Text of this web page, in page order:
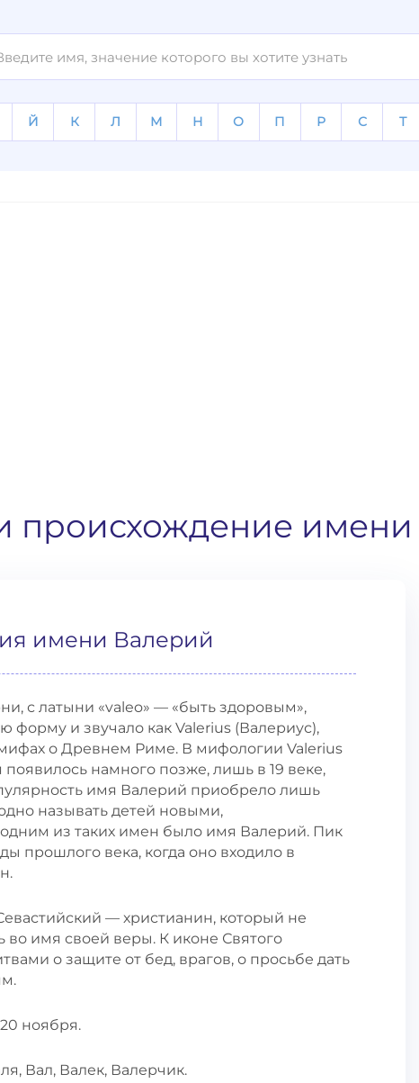
Й К Л М Н О П Р С Т
происхождение имени
имени Валерий
с латыни «valeo» — «быть здоровым»,
форму и звучало как Valerius (Валериус),
о Древнем Риме. В мифологии Valerius
намного позже, лишь в 19 веке,
имя Валерий приобрело лишь
называть детей новыми,
из таких имен было имя Валерий. Пик
прошлого века, когда оно входило в
— христианин, который не
имя своей веры. К иконе Святого
о защите от бед, врагов, о просьбе дать
ноября.
Вал, Валек, Валерчик.